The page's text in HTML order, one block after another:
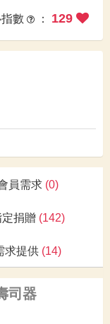
數 ： 129
員需求 (0)
定捐贈 (142)
求提供 (14)
司器